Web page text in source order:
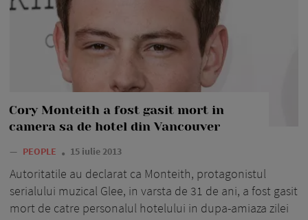
Cory Monteith a fost gasit mort in
camera sa de hotel din Vancouver
— PEOPLE 15 iulie 2013
Autoritatile au declarat ca Monteith, protagonistul
serialului muzical Glee, in varsta de 31 de ani, a fost gasit
mort de catre personalul hotelului in dupa-amiaza zilei